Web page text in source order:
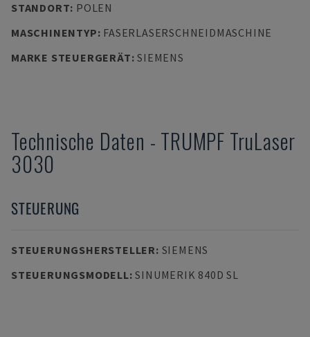
STANDORT: POLEN
MASCHINENTYP: FASERLASERSCHNEIDMASCHINE
MARKE STEUERGERÄT:SIEMENS
Technische Daten - TRUMPF TruLaser
3030
STEUERUNG
STEUERUNGSHERSTELLER: SIEMENS
STEUERUNGSMODELL:SINUMERIK 840D SL